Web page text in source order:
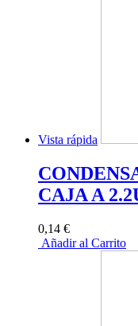
Vista rápida
CAJA A
0,14 €
Añadir al Carrito